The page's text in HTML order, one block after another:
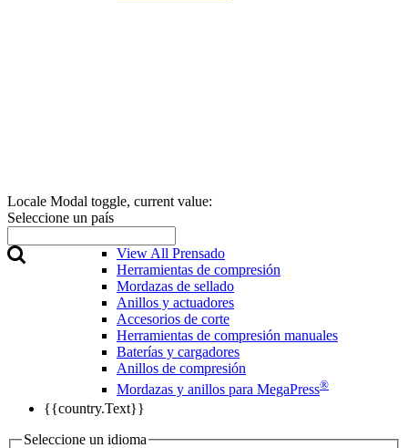
Locale Modal toggle, current value:
Seleccione un país
{{country.Text}}
Seleccione un idioma
View All Prensado
Herramientas de compresión
Mordazas de sellado
Anillos y actuadores
Accesorios de corte
Herramientas de compresión manuales
Baterías y cargadores
Anillos de compresión
Mordazas y anillos para MegaPress®